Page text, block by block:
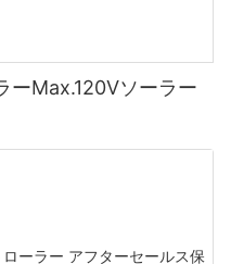
ーMax.120Vソーラー